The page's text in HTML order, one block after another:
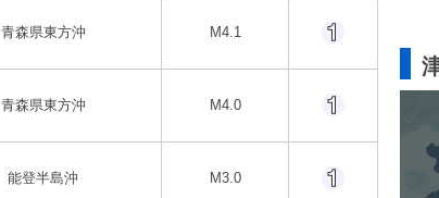
青森県東方沖 M4.1
青森県東方沖 M4.0
能登半島沖 M3.0